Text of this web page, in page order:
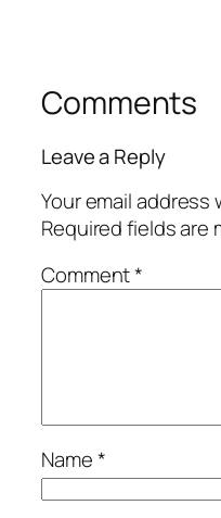
Comments
Leave a Reply
Your email
Required fields are
Comment*
Name*